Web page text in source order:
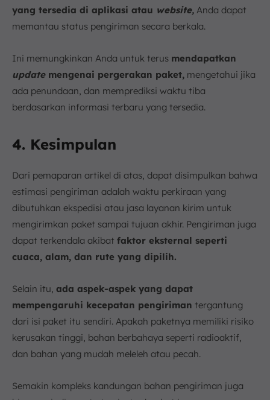
yang tersedia di aplikasi atau website, Anda dapat
memantau status pengiriman secara berkala.
Ini memungkinkan Anda untuk terus mendapatkan
updatemengenai pergerakan paket, mengetahui jika
ada penundaan, dan memprediksi waktu tiba
berdasarkan informasi terbaru yang tersedia.
4. Kesimpulan
Dari pemaparan artikel di atas, dapat disimpulkan bahwa
estimasi pengiriman adalah waktu perkiraan yang
dibutuhkan ekspedisi atau jasa layanan kirim untuk
mengirimkan paket sampai tujuan akhir. Pengiriman juga
dapat terkendala akibat faktor eksternal seperti
cuaca, alam, dan rute yang dipilih.
Selain itu, ada aspek-aspek yang dapat
mempengaruhi kecepatan pengiriman tergantung
dari isi paket itu sendiri. Apakah paketnya memiliki risiko
kerusakan tinggi, bahan berbahaya seperti radioaktif,
dan bahan yang mudah meleleh atau pecah.
Semakin kompleks kandungan bahan pengiriman juga